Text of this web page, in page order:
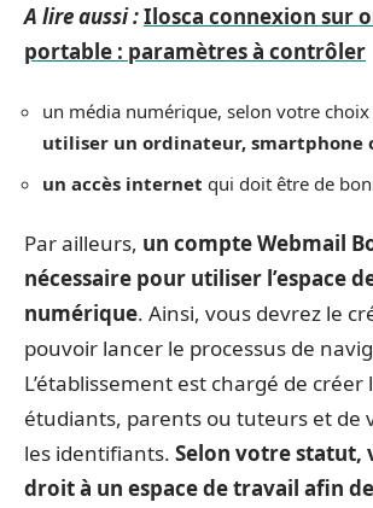
A lire aussi :Ilosca connexion sur
portable : paramètres à contrôler
un média numérique, selon votre
utiliser un ordinateur, smartphone
un accès internet qui doit être de
Par ailleurs, un compte Webmail
nécessaire pour utiliser l’espace
numérique. Ainsi, vous devrez le
pouvoir lancer le processus de
L’établissement est chargé de créer
étudiants, parents ou tuteurs et de
les identifiants. Selon votre statut,
droit à un espace de travail afin